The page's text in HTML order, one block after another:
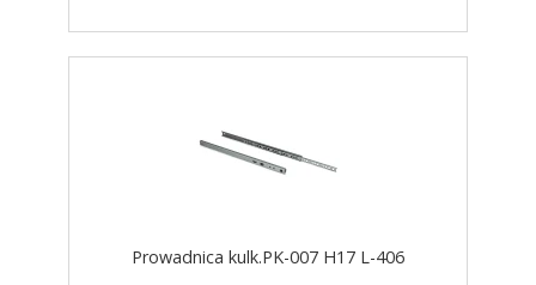
Prowadnica kulk.PK-007 H17 L-406